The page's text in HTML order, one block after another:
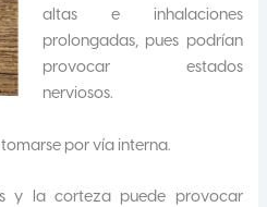
altas e inhalaciones
prolongadas, pues podrían
provocar estados
nerviosos.
por vía interna.
y la corteza puede provocar